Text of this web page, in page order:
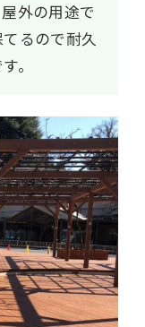
外の用途で
るので耐久
。